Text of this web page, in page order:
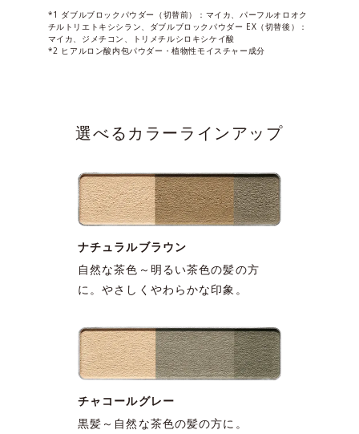
*1 ダブルブロックパウダー（切替前）：マイカ、パーフルオロオク
チルトリエトキシシラン、ダブルブロックパウダー EX（切替後）：
マイカ、ジメチコン、トリメチルシロキシケイ酸
*2 ヒアルロン酸内包パウダー・植物性モイスチャー成分
選べるカラーラインアップ
ナチュラルブラウン
自然な茶色～明るい茶色の髪の方
に。やさしくやわらかな印象。
チャコールグレー
黒髪～自然な茶色の髪の方に。